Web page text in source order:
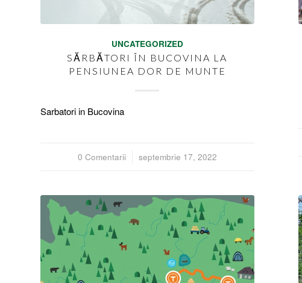
UNCATEGORIZED
SĂRBĂTORI ÎN BUCOVINA LA
PENSIUNEA DOR DE MUNTE
Sarbatori in Bucovina
0 Comentarii
/ septembrie 17, 2022